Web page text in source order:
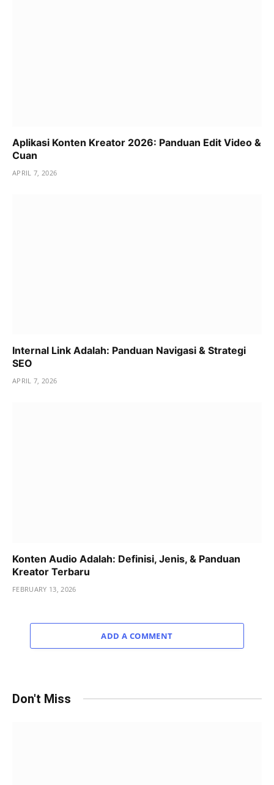
Aplikasi Konten Kreator 2026: Panduan Edit Video &
Cuan
APRIL 7, 2026
Internal Link Adalah: Panduan Navigasi & Strategi
SEO
APRIL 7, 2026
Konten Audio Adalah: Definisi, Jenis, & Panduan
Kreator Terbaru
FEBRUARY 13, 2026
ADD A COMMENT
Don't Miss